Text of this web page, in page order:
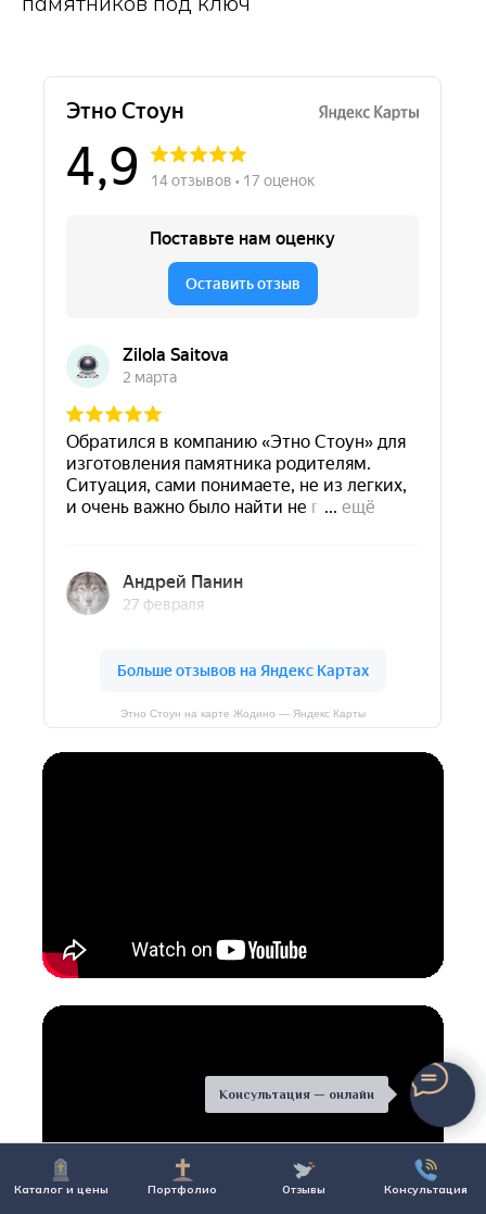
Каталог и цены Портфолио Отзывы Консультация
Консультация — онлайн
Этно Стоун на карте Жодино — Яндекс Карты